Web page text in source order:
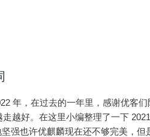
年，在过去的一年里，感谢优客
越好。在这里小编整理了一下
强也许优麒麟现在还不够完美，但